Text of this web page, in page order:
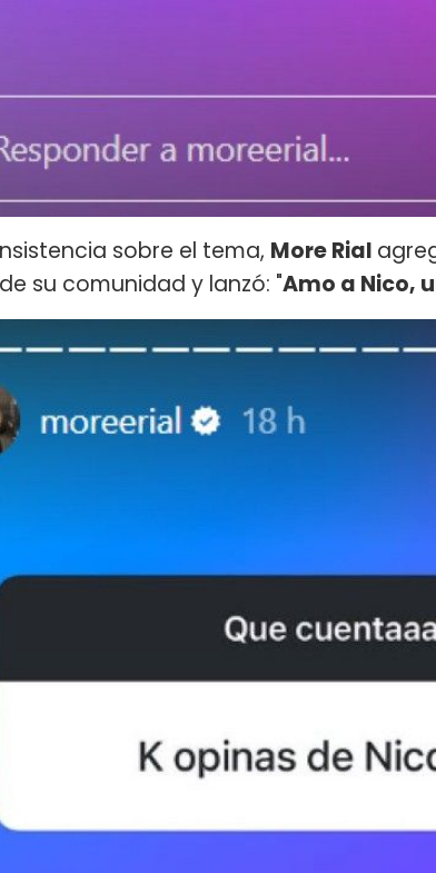
sobre el tema, More Rial
su comunidad y lanzó: "Amo a Nico,